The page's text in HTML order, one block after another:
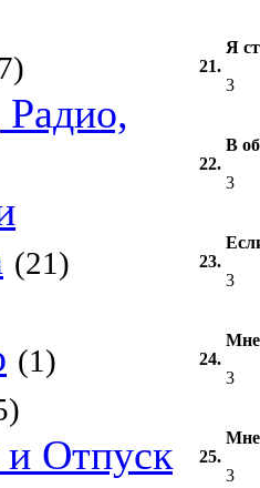
(21)
(1)
Отпуск
21.
Я
3
22.
В
3
23.
3
24.
Мне
3
25.
Мне
3